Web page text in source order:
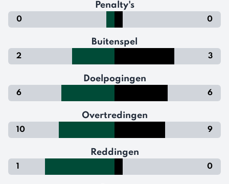
Penalty's
0 0
Buitenspel
2 3
Doelpogingen
6 6
Overtredingen
10 9
Reddingen
1 0